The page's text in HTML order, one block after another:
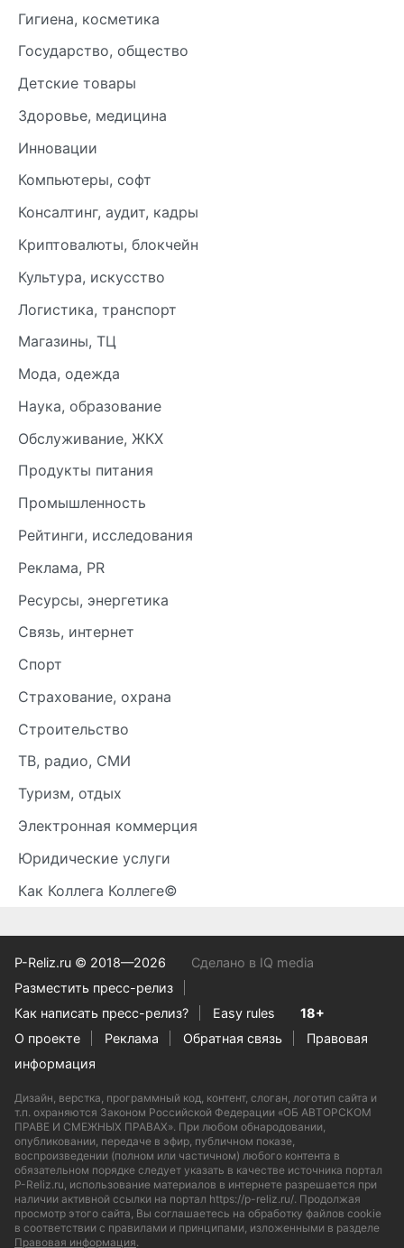
Гигиена, косметика
Государство, общество
Детские товары
Здоровье, медицина
Инновации
Компьютеры, софт
Консалтинг, аудит, кадры
Криптовалюты, блокчейн
Культура, искусство
Логистика, транспорт
Магазины, ТЦ
Мода, одежда
Наука, образование
Обслуживание, ЖКХ
Продукты питания
Промышленность
Рейтинги, исследования
Реклама, PR
Ресурсы, энергетика
Связь, интернет
Спорт
Страхование, охрана
Строительство
ТВ, радио, СМИ
Туризм, отдых
Электронная коммерция
Юридические услуги
Как Коллега Коллеге©
P-Reliz.ru © 2018—2026
Сделано в IQ media
Разместить пресс-релиз
Как написать пресс-релиз?
Easy rules
18+
О проекте
Реклама Обратная связь
Правовая
информация
Дизайн, верстка, программный код, контент, слоган, логотип сайта и
т.п. охраняются Законом Российской Федерации «ОБ АВТОРСКОМ
ПРАВЕ И СМЕЖНЫХ ПРАВАХ». При любом обнародовании,
опубликовании, передаче в эфир, публичном показе,
воспроизведении (полном или частичном) любого контента в
обязательном порядке следует указать в качестве источника портал
P-Reliz.ru, использование материалов в интернете разрешается при
наличии активной ссылки на портал https://p-reliz.ru/. Продолжая
просмотр этого сайта, Вы соглашаетесь на обработку файлов cookie
в соответствии с правилами и принципами, изложенными в разделе
Правовая информация.